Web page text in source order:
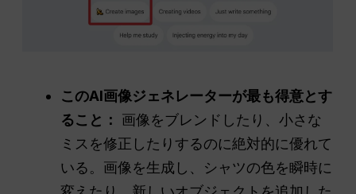
このAI画像ジェネレーターが最も得意とす
ること：
画像をブレンドしたり、小さな
ミスを修正したりするのに絶対的に優れて
いる。画像を生成し、シャツの色を瞬時に